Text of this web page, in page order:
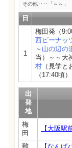
その他‥‥「～～」
日
1
梅田発（
西ピーナッ
～ 山の辺の
当）～～大
村 （見学
（17:40頃
出
発
地
梅
田
【大阪駅
難
【なんば